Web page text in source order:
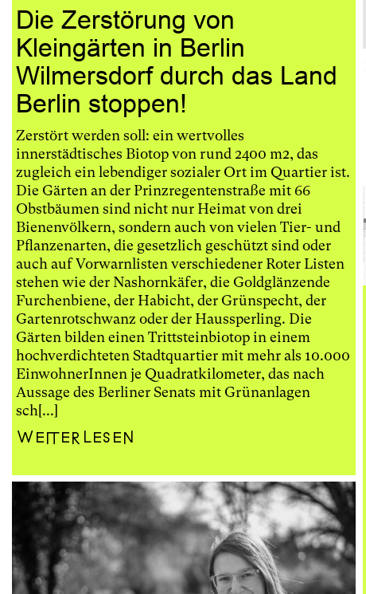
Die Zerstörung von
Kleingärten in Berlin
Wilmersdorf durch das Land
Berlin stoppen!
Zerstört werden soll: ein wertvolles
innerstädtisches Biotop von rund 2400 m2, das
zugleich ein lebendiger sozialer Ort im Quartier ist.
Die Gärten an der Prinzregentenstraße mit 66
Obstbäumen sind nicht nur Heimat von drei
Bienenvölkern, sondern auch von vielen Tier- und
Pflanzenarten, die gesetzlich geschützt sind oder
auch auf Vorwarnlisten verschiedener Roter Listen
stehen wie der Nashornkäfer, die Goldglänzende
Furchenbiene, der Habicht, der Grünspecht, der
Gartenrotschwanz oder der Haussperling. Die
Gärten bilden einen Trittsteinbiotop in einem
hochverdichteten Stadtquartier mit mehr als 10.000
EinwohnerInnen je Quadratkilometer, das nach
Aussage des Berliner Senats mit Grünanlagen
sch[...]
Weiterlesen